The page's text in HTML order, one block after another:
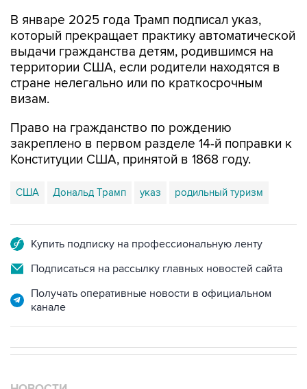
В январе 2025 года Трамп подписал указ,
который прекращает практику автоматической
выдачи гражданства детям, родившимся на
территории США, если родители находятся в
стране нелегально или по краткосрочным
визам.
Право на гражданство по рождению
закреплено в первом разделе 14-й поправки к
Конституции США, принятой в 1868 году.
США Дональд Трамп указ родильный туризм
Купить подписку на профессиональную ленту
Подписаться на рассылку главных новостей сайта
Получать оперативные новости в официальном
канале